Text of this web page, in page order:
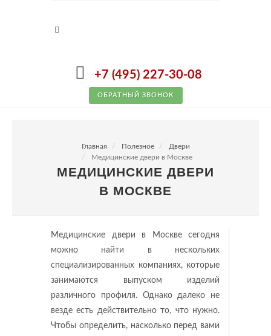
+7 (495) 227-30-08
ОБРАТНЫЙ ЗВОНОК
Главная Полезное
Двери
Медицинские двери в Москве
МЕДИЦИНСКИЕ ДВЕРИ
В МОСКВЕ
Медицинские двери в Москве сегодня
можно найти в нескольких
специализированных компаниях, которые
занимаются выпуском изделий
различного профиля. Однако далеко не
везде есть действительно то, что нужно.
Чтобы определить, насколько перед вами